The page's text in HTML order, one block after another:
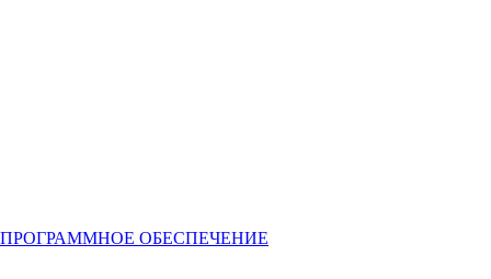
ПРОГРАММНОЕ ОБЕСПЕЧЕНИЕ